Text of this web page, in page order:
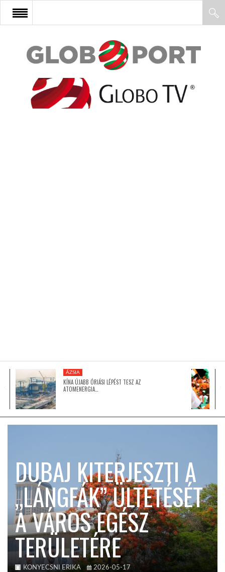
FŐOLDAL
AFRIKA
GLOBOTV BP
TROPICALMAGAZIN
GLOBOTV
AFRIKA TUDÁSTÁR
A NAP SZÉPE
ÁZSIA
KÍNA ÚJABB ÓRIÁSI LÉPÉST TESZ AZ
ATOMENERGIA…
DUBAJ KITERJESZTI A
„LÁNGFÁK” ÜLTETÉSÉT
A VÁROS EGÉSZ
TERÜLETÉRE
KONYECSNI ERIKA 2026-05-17